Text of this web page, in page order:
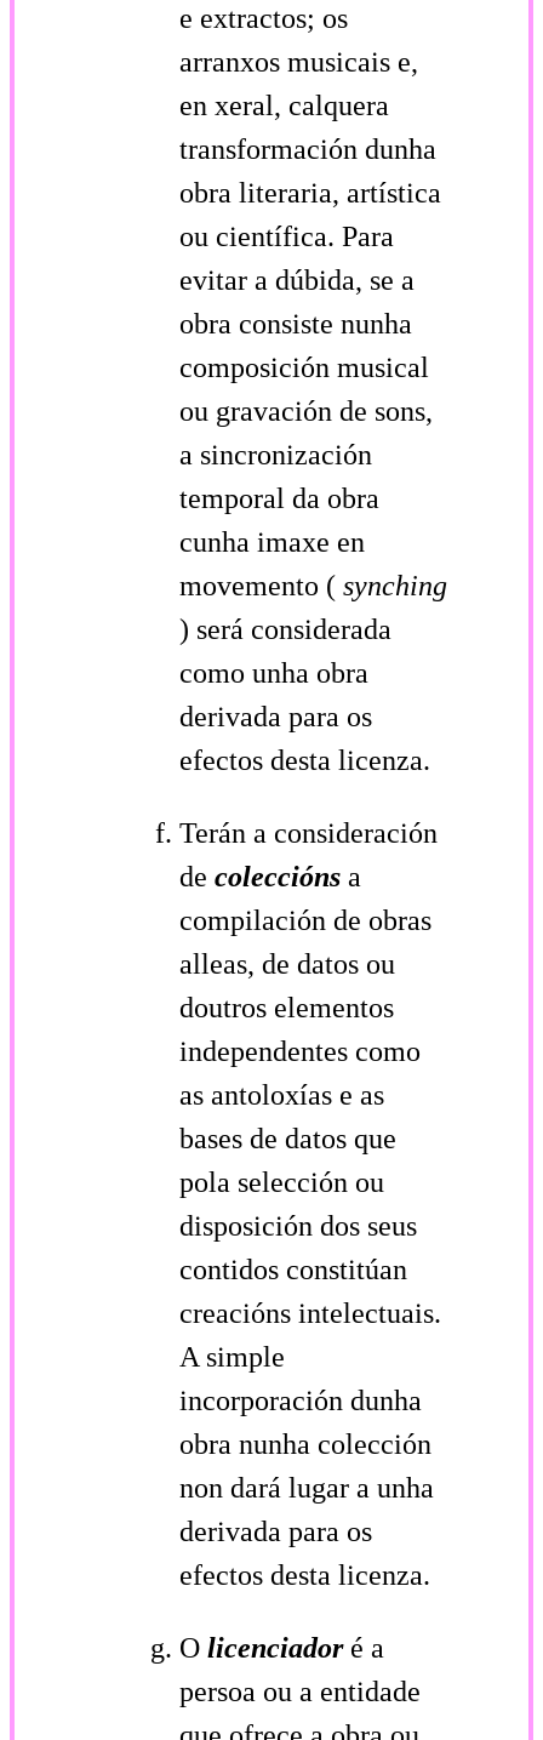
e extractos; os
arranxos musicais e,
en xeral, calquera
transformación dunha
obra literaria, artística
ou científica. Para
evitar a dúbida, se a
obra consiste nunha
composición musical
ou gravación de sons,
a sincronización
temporal da obra
cunha imaxe en
movemento ( synching
) será considerada
como unha obra
derivada para os
efectos desta licenza.
Terán a consideración
de coleccións a
compilación de obras
alleas, de datos ou
doutros elementos
independentes como
as antoloxías e as
bases de datos que
pola selección ou
disposición dos seus
contidos constitúan
creacións intelectuais.
A simple
incorporación dunha
obra nunha colección
non dará lugar a unha
derivada para os
efectos desta licenza.
O licenciador é a
persoa ou a entidade